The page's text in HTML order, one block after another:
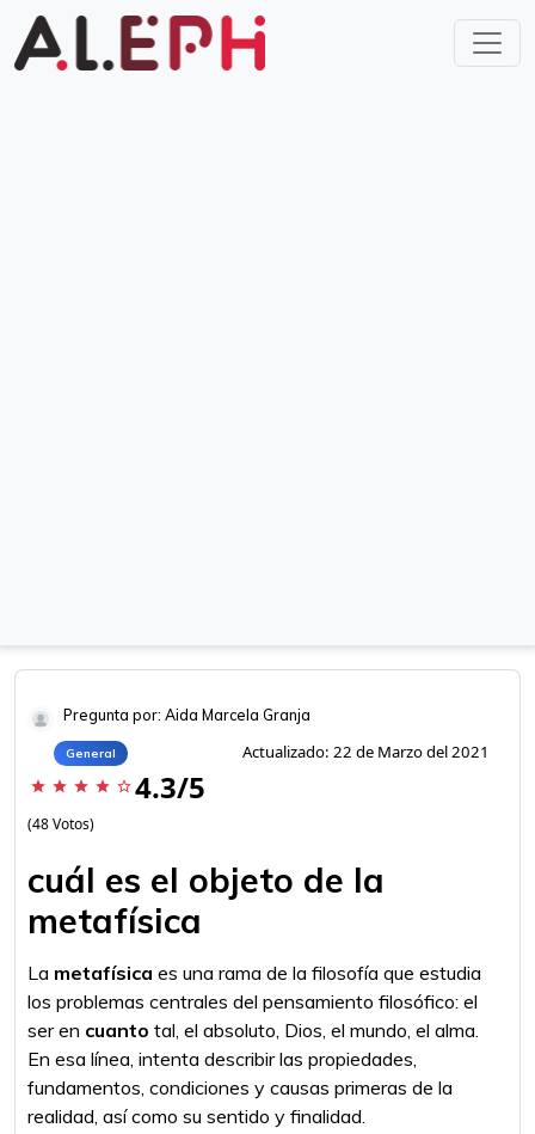
Pregunta por: Aida Marcela Granja
General Actualizado: 22 de Marzo del 2021
star star star star star_border 4.3/5
(48 Votos)
cuál es el objeto de la
metafísica
La metafísica es una rama de la filosofía que estudia
los problemas centrales del pensamiento filosófico: el
ser en cuanto tal, el absoluto, Dios, el mundo, el alma.
En esa línea, intenta describir las propiedades,
fundamentos, condiciones y causas primeras de la
realidad, así como su sentido y finalidad.